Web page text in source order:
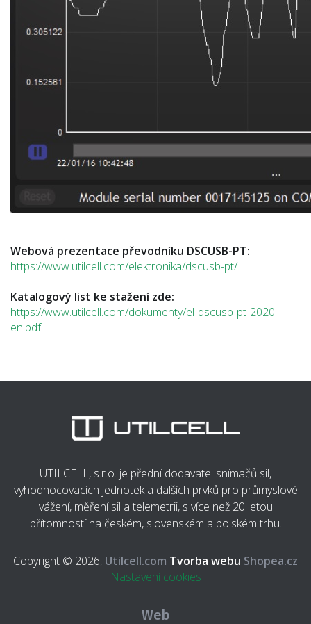
Webová prezentace převodníku DSCUSB-PT:
https://www.utilcell.com/elektronika/dscusb-pt/
Katalogový list ke stažení zde:
https://www.utilcell.com/dokumenty/el-dscusb-pt-2020-
en.pdf
UTILCELL, s.r.o. je přední dodavatel snímačů sil,
vyhodnocovacích jednotek a dalších prvků pro průmyslové
vážení, měření sil a telemetrii, s více než 20 letou
přítomností na českém, slovenském a polském trhu.
Copyright © 2026, Utilcell.com Tvorba webu Shopea.cz
Nastavení cookies
Web